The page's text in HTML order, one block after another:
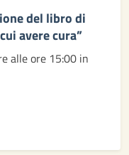
del libro di
avere cura”
alle ore 15:00 in